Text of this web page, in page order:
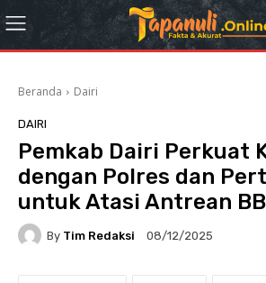
Beranda Dairi
DAIRI
Pemkab Dairi Perkuat
dengan Polres dan
untuk Atasi Antrean
By Tim Redaksi 08/12/2025